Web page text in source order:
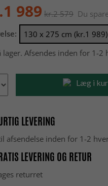
989 kr.2 579Du
lager. Afsendes inden for 1-2
Læg i
LEVERING
afsendelse inden for 1-2
LEVERING OG RETUR
returret